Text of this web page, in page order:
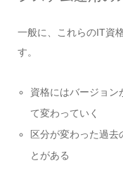
一般に、これらのIT資
す。
資格にはバージョン
て変わっていく
区分が変わった過去
とがある